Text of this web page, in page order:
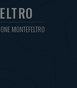
MONTEFELTRO